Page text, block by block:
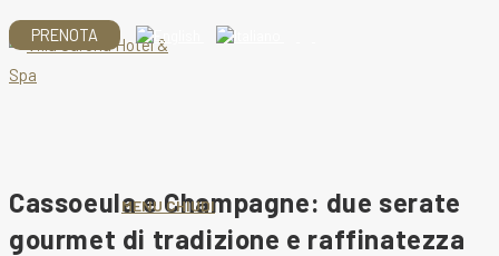
Salta
al
contenuto
PRENOTA
MENU CHIUDI
Cassoeula e Champagne: due serate
gourmet di tradizione e raffinatezza